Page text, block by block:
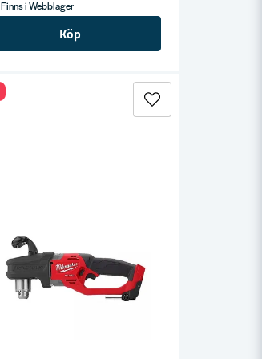
Finns i Webblager
Köp